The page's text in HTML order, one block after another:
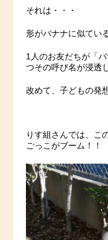
それは・・・
形がバナナに似てい
1人のお友だちが「
つその呼び名が浸透
改めて、子どもの発
りす組さんでは、こ
ごっこがブーム！！